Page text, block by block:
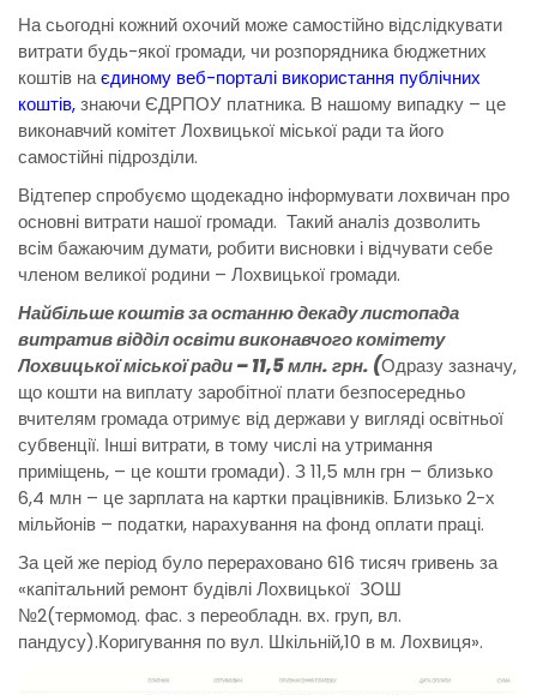
На сьогодні кожний охочий може самостійно відслідкувати
витрати будь-якої громади, чи розпорядника бюджетних
коштів наєдиному веб-порталі використання публічних
коштів,знаючи ЄДРПОУ платника. В нашому випадку – це
виконавчий комітет Лохвицької міської ради та його
самостійні підрозділи.
Відтепер спробуємо щодекадно інформувати лохвичан про
основні витрати нашої громади. Такий аналіз дозволить
всім бажаючим думати, робити висновки і відчувати себе
членом великої родини – Лохвицької громади.
Найбільше коштів за останню декаду листопада
витратив відділ освіти виконавчого комітету
Лохвицької міської ради – 11,5 млн. грн. (Одразу зазначу,
що кошти на виплату заробітної плати безпосередньо
вчителям громада отримує від держави у вигляді освітньої
субвенції. Інші витрати, в тому числі на утримання
приміщень, – це кошти громади). З 11,5 млн грн – близько
6,4 млн – це зарплата на картки працівників. Близько 2-х
мільйонів – податки, нарахування на фонд оплати праці.
За цей же період було перераховано 616 тисяч гривень за
«капітальний ремонт будівлі Лохвицької ЗОШ
№2(термомод. фас. з переобладн. вх. груп, вл.
пандусу).Коригування по вул. Шкільній,10 в м. Лохвиця».